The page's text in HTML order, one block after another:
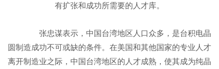
有扩张和成功所需要的人才库。
张忠谋表示，中国台湾地区人口众多，是台积电晶
圆制造成功不可或缺的条件。在美国和其他国家的专业人才
离开制造业之际，中国台湾地区的人才成熟，使其成为纯晶